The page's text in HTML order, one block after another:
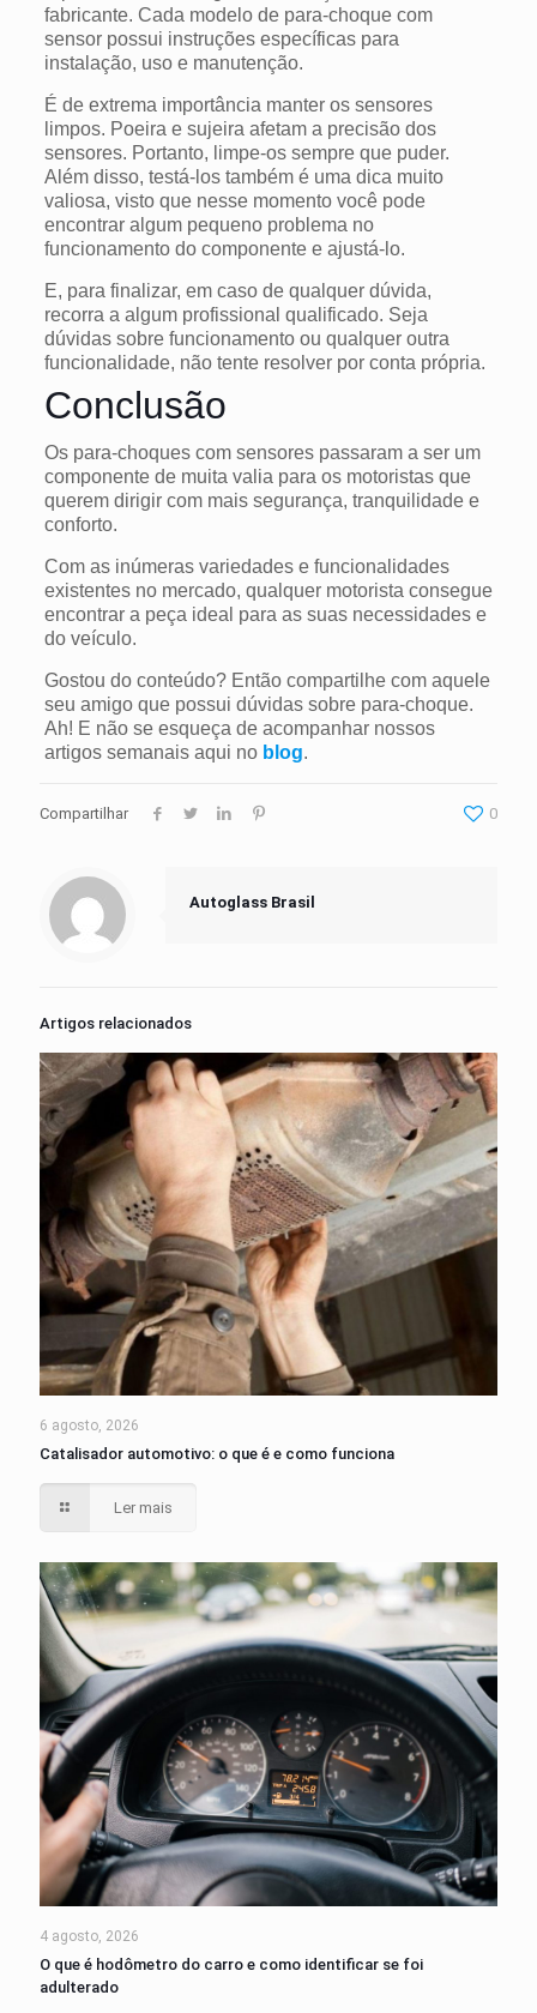
fabricante. Cada modelo de para-choque com
sensor possui instruções específicas para
instalação, uso e manutenção.
É de extrema importância manter os sensores
limpos. Poeira e sujeira afetam a precisão dos
sensores. Portanto, limpe-os sempre que puder.
Além disso, testá-los também é uma dica muito
valiosa, visto que nesse momento você pode
encontrar algum pequeno problema no
funcionamento do componente e ajustá-lo.
E, para finalizar, em caso de qualquer dúvida,
recorra a algum profissional qualificado. Seja
dúvidas sobre funcionamento ou qualquer outra
funcionalidade, não tente resolver por conta própria.
Conclusão
Os para-choques com sensores passaram a ser um
componente de muita valia para os motoristas que
querem dirigir com mais segurança, tranquilidade e
conforto.
Com as inúmeras variedades e funcionalidades
existentes no mercado, qualquer motorista consegue
encontrar a peça ideal para as suas necessidades e
do veículo.
Gostou do conteúdo? Então compartilhe com aquele
seu amigo que possui dúvidas sobre para-choque.
Ah! E não se esqueça de acompanhar nossos
artigos semanais aqui no blog.
Compartilhar 0
Autoglass Brasil
Artigos relacionados
6 agosto, 2026
Catalisador automotivo: o que é e como funciona
Ler mais
4 agosto, 2026
O que é hodômetro do carro e como identificar se foi
adulterado